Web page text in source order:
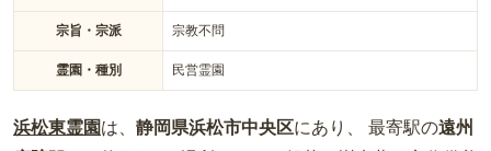
宗旨・宗派 宗教不問
霊園・種別 民営霊園
浜松東霊園は、 静岡県浜松市中央区にあり、 最寄駅の遠州